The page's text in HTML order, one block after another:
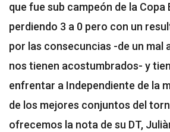
que fue sub campeón de la Copa
perdiendo 3 a 0 pero con un
por las consecuncias -de un mal
nos tienen acostumbrados- y
enfrentar a Independiente de la
de los mejores conjuntos del
ofrecemos la nota de su DT,